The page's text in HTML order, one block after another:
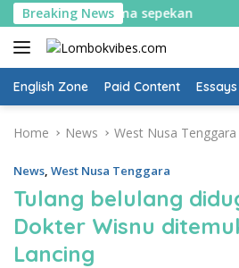
Skip
to
content
Breaking News
sepekan Perjuangan
English Zone Paid Content Essays
Home News West Nusa Tenggara
News, West Nusa Tenggara
Tulang belulang
Dokter Wisnu
Lancing